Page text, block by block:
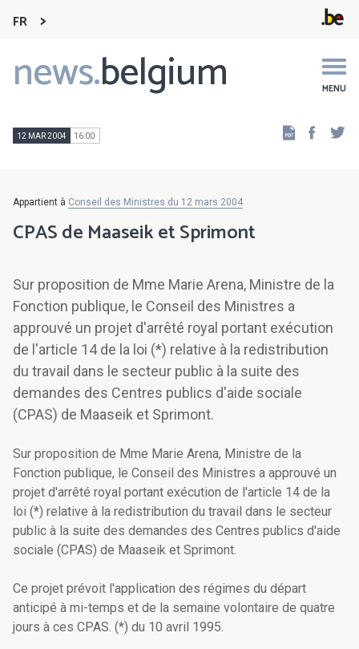
FR
news.belgium MENU
Main
navigation
12 MAR 2004 16:00
Appartient à Conseil des Ministres du 12 mars 2004
CPAS de Maaseik et Sprimont
Sur proposition de Mme Marie Arena, Ministre de la
Fonction publique, le Conseil des Ministres a
approuvé un projet d'arrêté royal portant exécution
de l'article 14 de la loi (*) relative à la redistribution
du travail dans le secteur public à la suite des
demandes des Centres publics d'aide sociale
(CPAS) de Maaseik et Sprimont.
Sur proposition de Mme Marie Arena, Ministre de la
Fonction publique, le Conseil des Ministres a approuvé un
projet d'arrêté royal portant exécution de l'article 14 de la
loi (*) relative à la redistribution du travail dans le secteur
public à la suite des demandes des Centres publics d'aide
sociale (CPAS) de Maaseik et Sprimont.
Ce projet prévoit l'application des régimes du départ
anticipé à mi-temps et de la semaine volontaire de quatre
jours à ces CPAS. (*) du 10 avril 1995.